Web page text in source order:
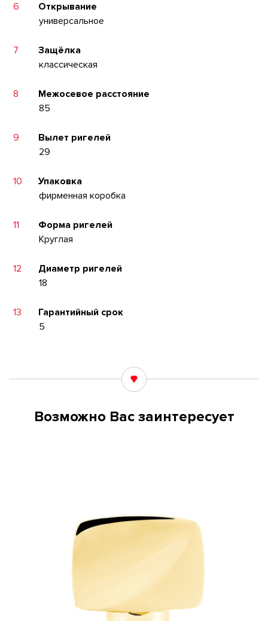
6
Открывание
универсальное
7
Защёлка
классическая
8
Межосевое расстояние
85
9
Вылет ригелей
29
10
Упаковка
фирменная коробка
11
Форма ригелей
Круглая
12
Диаметр ригелей
18
13
Гарантийный срок
5
Возможно Вас заинтересует